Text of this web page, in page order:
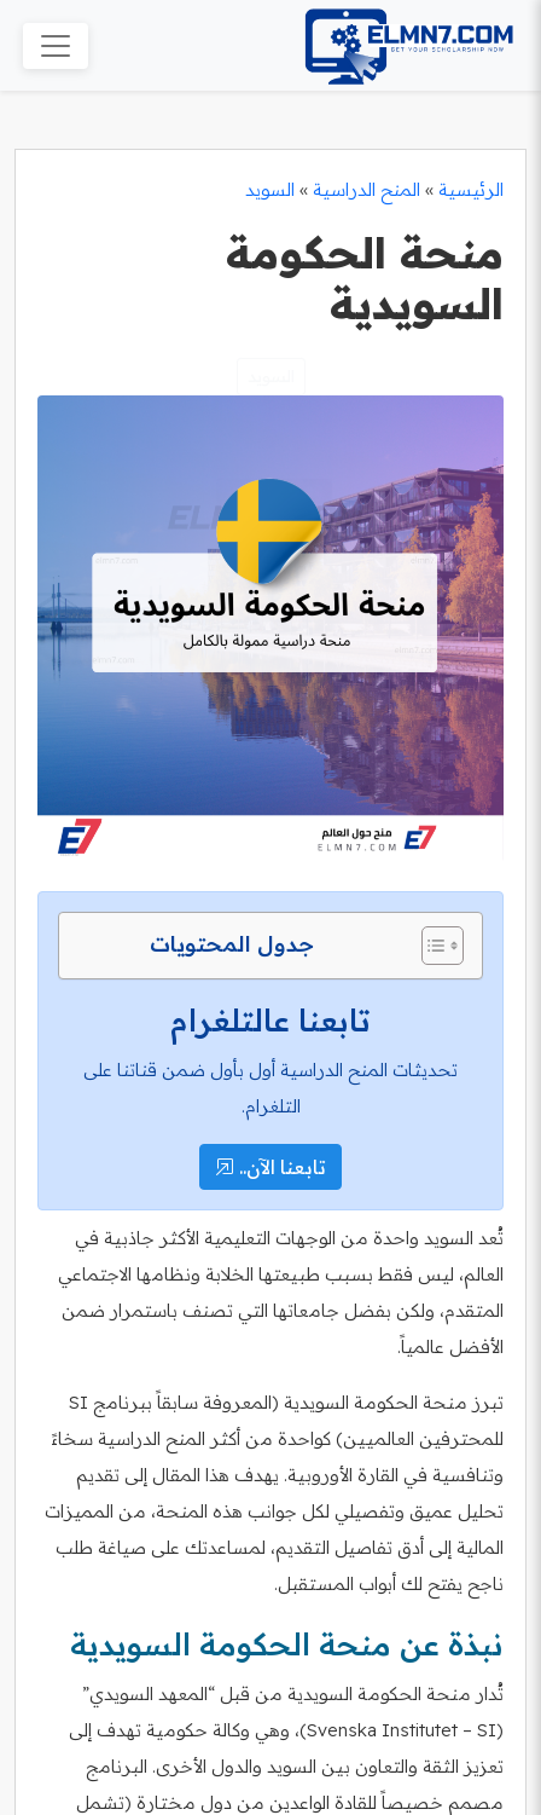
الرئيسية » المنح الدراسية » السويد
منحة الحكومة
السويدية
جدول المحتويات
تابعنا عالتلغرام
تحديثات المنح الدراسية أول بأول ضمن قناتنا على
التلغرام.
تابعنا الآن..
تُعد السويد واحدة من الوجهات التعليمية الأكثر جاذبية في
العالم، ليس فقط بسبب طبيعتها الخلابة ونظامها الاجتماعي
المتقدم، ولكن بفضل جامعاتها التي تصنف باستمرار ضمن
الأفضل عالمياً.
تبرز منحة الحكومة السويدية (المعروفة سابقاً ببرنامج SI
للمحترفين العالميين) كواحدة من أكثر المنح الدراسية سخاءً
وتنافسية في القارة الأوروبية. يهدف هذا المقال إلى تقديم
تحليل عميق وتفصيلي لكل جوانب هذه المنحة، من المميزات
المالية إلى أدق تفاصيل التقديم، لمساعدتك على صياغة طلب
ناجح يفتح لك أبواب المستقبل.
نبذة عن منحة الحكومة السويدية
تُدار منحة الحكومة السويدية من قبل “المعهد السويدي”
(Svenska Institutet – SI)، وهي وكالة حكومية تهدف إلى
تعزيز الثقة والتعاون بين السويد والدول الأخرى. البرنامج
مصمم خصيصاً للقادة الواعدين من دول مختارة (تشمل